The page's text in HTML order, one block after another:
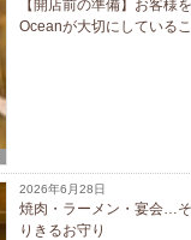
【開店前の準備】お客様
Oceanが大切にしている
2026年6月28日
焼肉・ラーメン・宴会…
りきるお守り